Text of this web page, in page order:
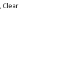
Clear